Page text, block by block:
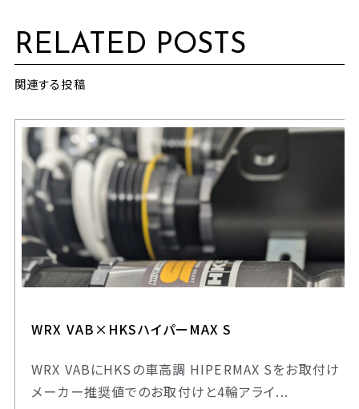
RELATED POSTS
関連する投稿
WRX VAB×HKSハイパーMAX S
WRX VABにHKSの車高調 HIPERMAX Sをお取付け
メーカー推奨値でのお取付けと4輪アライ...